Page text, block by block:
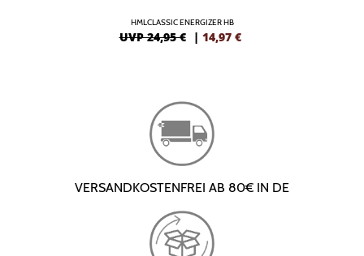
HMLCLASSIC ENERGIZER HB
UVP 24,95 € | 14,97 €
VERSANDKOSTENFREI AB 80€ IN DE